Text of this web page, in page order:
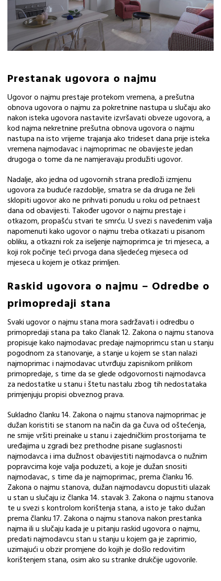
Prestanak ugovora o najmu
Ugovor o najmu prestaje protekom vremena, a prešutna
obnova ugovora o najmu za pokretnine nastupa u slučaju ako
nakon isteka ugovora nastavite izvršavati obveze ugovora, a
kod najma nekretnine prešutna obnova ugovora o najmu
nastupa na isto vrijeme trajanja ako trideset dana prije isteka
vremena najmodavac i najmoprimac ne obavijeste jedan
drugoga o tome da ne namjeravaju produžiti ugovor.
Nadalje, ako jedna od ugovornih strana predloži izmjenu
ugovora za buduće razdoblje, smatra se da druga ne želi
sklopiti ugovor ako ne prihvati ponudu u roku od petnaest
dana od obavijesti. Također ugovor o najmu prestaje i
otkazom, propašću stvari te smrću. U svezi s navedenim valja
napomenuti kako ugovor o najmu treba otkazati u pisanom
obliku, a otkazni rok za iseljenje najmoprimca je tri mjeseca, a
koji rok počinje teći prvoga dana sljedećeg mjeseca od
mjeseca u kojem je otkaz primljen.
Raskid ugovora o najmu – Odredbe o
primopredaji stana
Svaki ugovor o najmu stana mora sadržavati i odredbu o
primopredaji stana pa tako članak 12. Zakona o najmu stanova
propisuje kako najmodavac predaje najmoprimcu stan u stanju
pogodnom za stanovanje, a stanje u kojem se stan nalazi
najmoprimac i najmodavac utvrđuju zapisnikom prilikom
primopredaje, s time da se glede odgovornosti najmodavca
za nedostatke u stanu i štetu nastalu zbog tih nedostataka
primjenjuju propisi obveznog prava.
Sukladno članku 14. Zakona o najmu stanova najmoprimac je
dužan koristiti se stanom na način da ga čuva od oštećenja,
ne smije vršiti preinake u stanu i zajedničkim prostorijama te
uređajima u zgradi bez prethodne pisane suglasnosti
najmodavca i ima dužnost obavijestiti najmodavca o nužnim
popravcima koje valja poduzeti, a koje je dužan snositi
najmodavac, s time da je najmoprimac, prema članku 16.
Zakona o najmu stanova, dužan najmodavcu dopustiti ulazak
u stan u slučaju iz članka 14. stavak 3. Zakona o najmu stanova
te u svezi s kontrolom korištenja stana, a isto je tako dužan
prema članku 17. Zakona o najmu stanova nakon prestanka
najma ili u slučaju kada je u pitanju raskid ugovora o najmu,
predati najmodavcu stan u stanju u kojem ga je zaprimio,
uzimajući u obzir promjene do kojih je došlo redovitim
korištenjem stana, osim ako su stranke drukčije ugovorile.